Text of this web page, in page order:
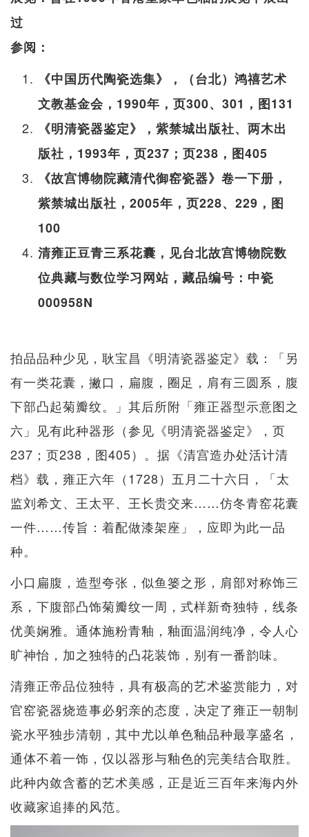
过
参阅：
《中国历代陶瓷选集》，（台北）鸿禧艺术
文教基金会，1990年，页300、301，图131
《明清瓷器鉴定》，紫禁城出版社、两木出
版社，1993年，页237；页238，图405
《故宫博物院藏清代御窑瓷器》卷一下册，
紫禁城出版社，2005年，页228、229，图
100
清雍正豆青三系花囊，见台北故宫博物院数
位典藏与数位学习网站，藏品编号：中瓷
000958N
拍品品种少见，耿宝昌《明清瓷器鉴定》载：「另
有一类花囊，撇口，扁腹，圈足，肩有三圆系，腹
下部凸起菊瓣纹。」其后所附「雍正器型示意图之
六」见有此种器形（参见《明清瓷器鉴定》，页
237；页238，图405）。据《清宫造办处活计清
档》载，雍正六年（1728）五月二十六日，「太
监刘希文、王太平、王长贵交来……仿冬青窑花囊
一件……传旨：着配做漆架座」，应即为此一品
种。
小口扁腹，造型夸张，似鱼篓之形，肩部对称饰三
系，下腹部凸饰菊瓣纹一周，式样新奇独特，线条
优美娴雅。通体施粉青釉，釉面温润纯净，令人心
旷神怡，加之独特的凸花装饰，别有一番韵味。
清雍正帝品位独特，具有极高的艺术鉴赏能力，对
官窑瓷器烧造事必躬亲的态度，决定了雍正一朝制
瓷水平独步清朝，其中尤以单色釉品种最享盛名，
通体不着一饰，仅以器形与釉色的完美结合取胜。
此种内敛含蓄的艺术美感，正是近三百年来海内外
收藏家追捧的风范。